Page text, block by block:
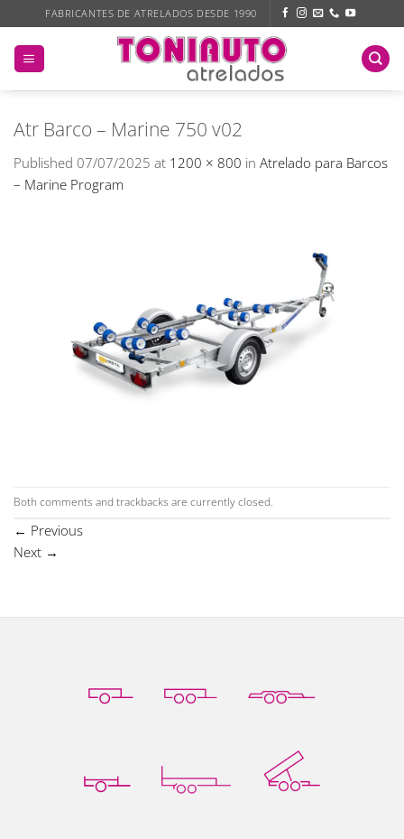
to
content
FABRICANTES DE ATRELADOS DESDE 1990
Atr Barco – Marine 750 v02
Published 07/07/2025 at 1200 × 800 in Atrelado para Barcos
– Marine Program
Both comments and trackbacks are currently closed.
← Previous
Next →